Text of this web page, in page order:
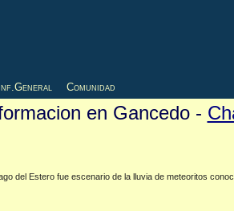
Inf.General Comunidad
en Gancedo -
del Estero fue escenario de la lluvia de meteoritos